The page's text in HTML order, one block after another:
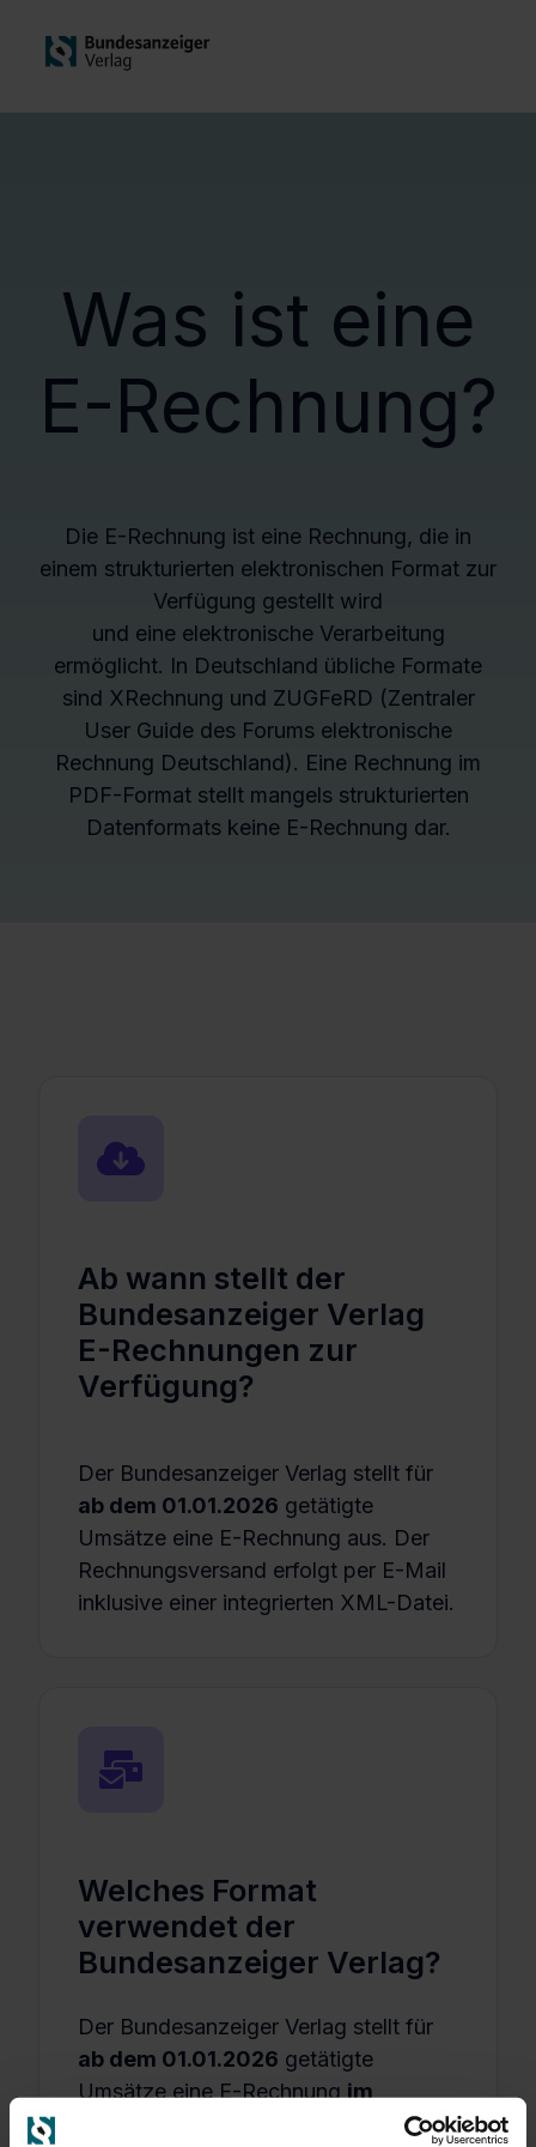
Was ist eine
E-Rechnung?
Die E-Rechnung ist eine Rechnung, die in
einem strukturierten elektronischen Format zur
Verfügung gestellt wird
und eine elektronische Verarbeitung
ermöglicht. In Deutschland übliche Formate
sind XRechnung und ZUGFeRD (Zentraler
User Guide des Forums elektronische
Rechnung Deutschland). Eine Rechnung im
PDF-Format stellt mangels strukturierten
Datenformats keine E-Rechnung dar.
Ab wann stellt der
Bundesanzeiger Verlag
E-Rechnungen zur
Verfügung?
Der Bundesanzeiger Verlag stellt für
ab dem 01.01.2026 getätigte
Umsätze eine E-Rechnung aus. Der
Rechnungsversand erfolgt per E-Mail
inklusive einer integrierten XML-Datei.
Welches Format
verwendet der
Bundesanzeiger Verlag?
Der Bundesanzeiger Verlag stellt für
ab dem 01.01.2026 getätigte
Umsätze eine E-Rechnungim
aus. Das